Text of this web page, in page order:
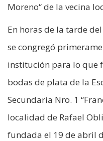
Moreno“ de la vecina
En horas de la tarde
se congregó
institución para lo que
bodas de plata de la
Secundaria Nro. 1
localidad de Rafael
fundada el 19 de abril